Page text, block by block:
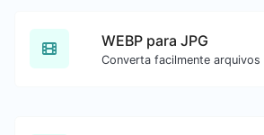
WEBP para JPG